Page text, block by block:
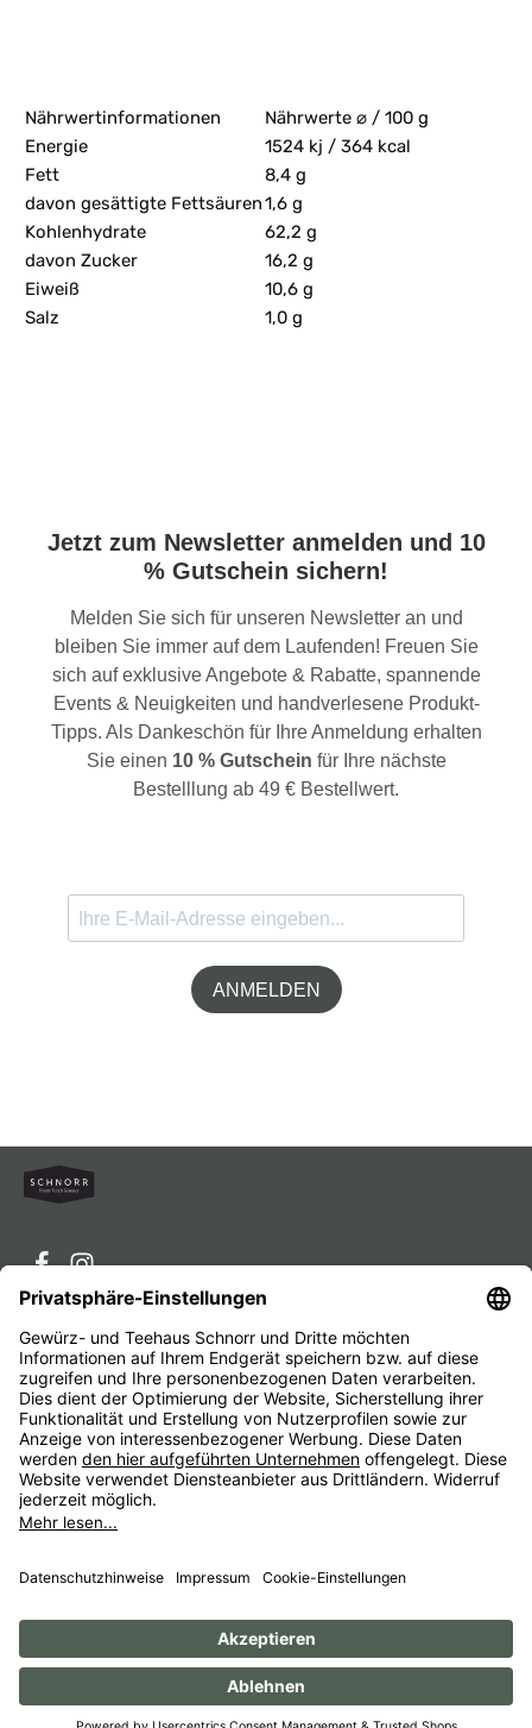
Nährwertinformationen
Nährwerte ⌀ / 100 g
Energie
1524 kj / 364 kcal
Fett
8,4 g
davon gesättigte Fettsäuren1,6 g
Kohlenhydrate
62,2 g
davon Zucker
16,2 g
Eiweiß
10,6 g
Salz
1,0 g
Jetzt zum Newsletter anmelden und 10
% Gutschein sichern!
Melden Sie sich für unseren Newsletter an und
bleiben Sie immer auf dem Laufenden! Freuen Sie
sich auf exklusive Angebote & Rabatte, spannende
Events & Neuigkeiten und handverlesene Produkt-
Tipps. Als Dankeschön für Ihre Anmeldung erhalten
Sie einen 10 % Gutschein für Ihre nächste
Bestelllung ab 49 € Bestellwert.
ANMELDEN
Service-Hotline
Service
Unternehmen
Alle Preise inkl. gesetzl. Mehrwertsteuer zzgl.
anders angegeben.
© 1956 - 2026 Gewürz- und Teehaus Schnorr - with
HexaMain GmbH
ImpressumAGBWiderrufsbelehrungenDatenschutz
Barrierefreiheit